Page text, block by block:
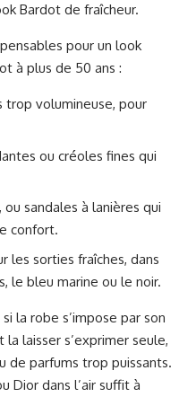
Bardot de fraîcheur.
pour un look
à plus de 50 ans :
volumineuse, pour
ou créoles fines qui
sandales à lanières qui
confort.
les sorties fraîches, dans
le bleu marine ou le noir.
la robe s’impose par son
laisser s’exprimer seule,
de parfums trop puissants.
Dior dans l’air suffit à